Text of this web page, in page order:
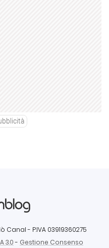
Canal - P.IVA 03919360275
3.0- Gestione Consenso